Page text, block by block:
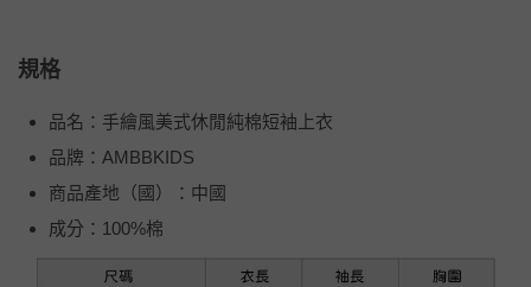
規格
品名：手繪風美式休閒純棉短袖上衣
品牌：AMBBKIDS
商品產地（國）：中國
成分：100%棉